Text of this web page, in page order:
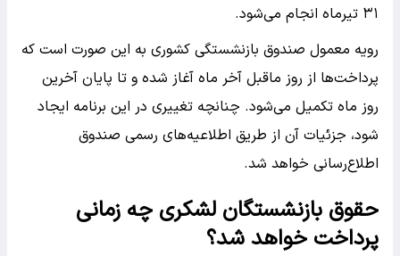
۳۱ تیرماه انجام می‌شود.
رویه معمول صندوق بازنشستگی کشوری به این صورت است که
پرداخت‌ها از روز ماقبل آخر ماه آغاز شده و تا پایان آخرین
روز ماه تکمیل می‌شود. چنانچه تغییری در این برنامه ایجاد
شود، جزئیات آن از طریق اطلاعیه‌های رسمی صندوق
اطلاع‌رسانی خواهد شد.
حقوق بازنشستگان لشکری چه زمانی
پرداخت خواهد شد؟